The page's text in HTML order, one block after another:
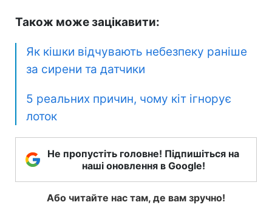
Також може зацікавити:
Як кішки відчувають небезпеку раніше
за сирени та датчики
5 реальних причин, чому кіт ігнорує
лоток
Не пропустіть головне! Підпишіться на
наші оновлення в Google!
Або читайте нас там, де вам зручно!